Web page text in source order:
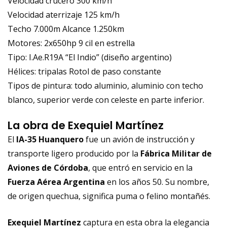
Velocidad aterrizaje 125 km/h
Techo 7.000m Alcance 1.250km
Motores: 2x650hp 9 cil en estrella
Tipo: I.Ae.R19A “El Indio” (diseño argentino)
Hélices: tripalas Rotol de paso constante
Tipos de pintura: todo aluminio, aluminio con techo
blanco, superior verde con celeste en parte inferior.
La obra de Exequiel Martínez
El IA-35 Huanquerofue un avión de instrucción y
transporte ligero producido por la Fábrica Militar de
Aviones de Córdoba, que entró en servicio en la
Fuerza Aérea Argentina en los años 50. Su nombre,
de origen quechua, significa puma o felino montañés.
Exequiel Martínez captura en esta obra la elegancia